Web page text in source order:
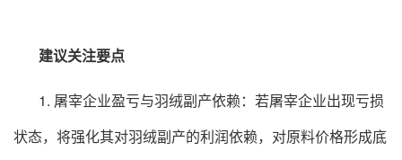
建议关注要点
1. 屠宰企业盈亏与羽绒副产依赖：若屠宰企业出现亏损
状态，将强化其对羽绒副产的利润依赖，对原料价格形成底